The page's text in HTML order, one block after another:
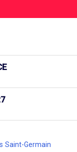
Saint-Germain